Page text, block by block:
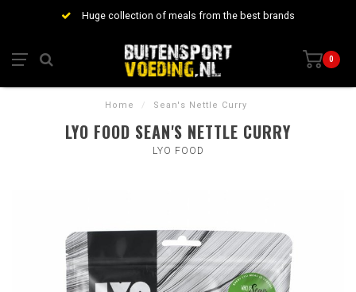
Huge collection of meals from the best brands
0
Home / Sean's Nettle Curry
LYO FOOD SEAN'S NETTLE CURRY
LYO FOOD